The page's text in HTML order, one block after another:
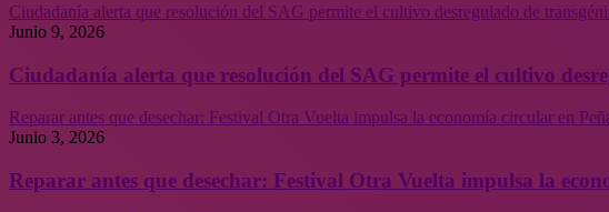
Ciudadanía alerta que resolución del SAG permite el cultivo desregulado de
Junio 9, 2026
Ciudadanía alerta que resolución del SAG permite el cultivo
Reparar antes que desechar: Festival Otra Vuelta impulsa la economía circular en
Junio 3, 2026
Reparar antes que desechar: Festival Otra Vuelta impulsa la